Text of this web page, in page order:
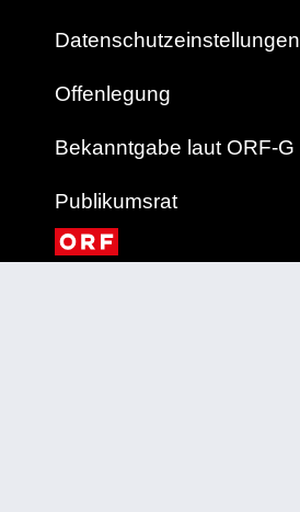
Datenschutzeinstellungen
Offenlegung
Bekanntgabe laut ORF-G
Publikumsrat